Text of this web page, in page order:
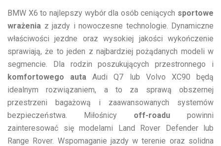
BMW X6 to najlepszy wybór dla osób ceniących sportowe
wrażenia z jazdy i nowoczesne technologie. Dynamiczne
właściwości jezdne oraz wysokiej jakości wykończenie
sprawiają, że to jeden z najbardziej pożądanych modeli w
segmencie. Dla rodzin poszukujących przestronnego i
komfortowego auta Audi Q7 lub Volvo XC90 będą
idealnym rozwiązaniem, a to za sprawą obszernej
przestrzeni bagażową i zaawansowanych systemów
bezpieczeństwa. Miłośnicy off-roadu powinni
zainteresować się modelami Land Rover Defender lub
Range Rover. Wspomaganie jazdy w terenie oraz solidna